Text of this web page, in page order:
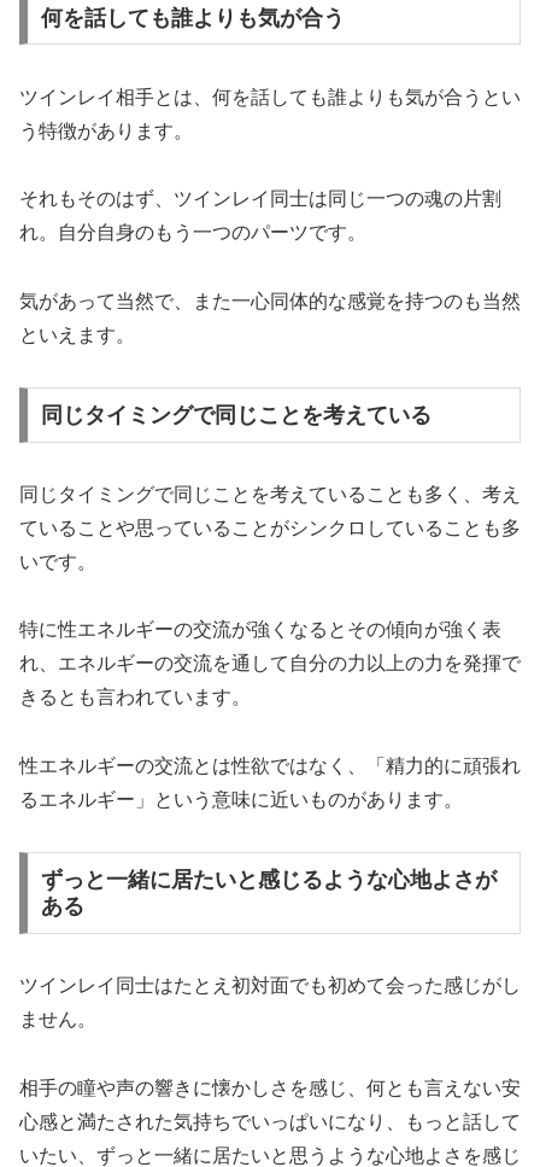
何を話しても誰よりも気が合う
ツインレイ相手とは、何を話しても誰よりも気が合うとい
う特徴があります。
それもそのはず、ツインレイ同士は同じ一つの魂の片割
れ。自分自身のもう一つのパーツです。
気があって当然で、また一心同体的な感覚を持つのも当然
といえます。
同じタイミングで同じことを考えている
同じタイミングで同じことを考えていることも多く、考え
ていることや思っていることがシンクロしていることも多
いです。
特に性エネルギーの交流が強くなるとその傾向が強く表
れ、エネルギーの交流を通して自分の力以上の力を発揮で
きるとも言われています。
性エネルギーの交流とは性欲ではなく、「精力的に頑張れ
るエネルギー」という意味に近いものがあります。
ずっと一緒に居たいと感じるような心地よさが
ある
ツインレイ同士はたとえ初対面でも初めて会った感じがし
ません。
相手の瞳や声の響きに懐かしさを感じ、何とも言えない安
心感と満たされた気持ちでいっぱいになり、もっと話して
いたい、ずっと一緒に居たいと思うような心地よさを感じ